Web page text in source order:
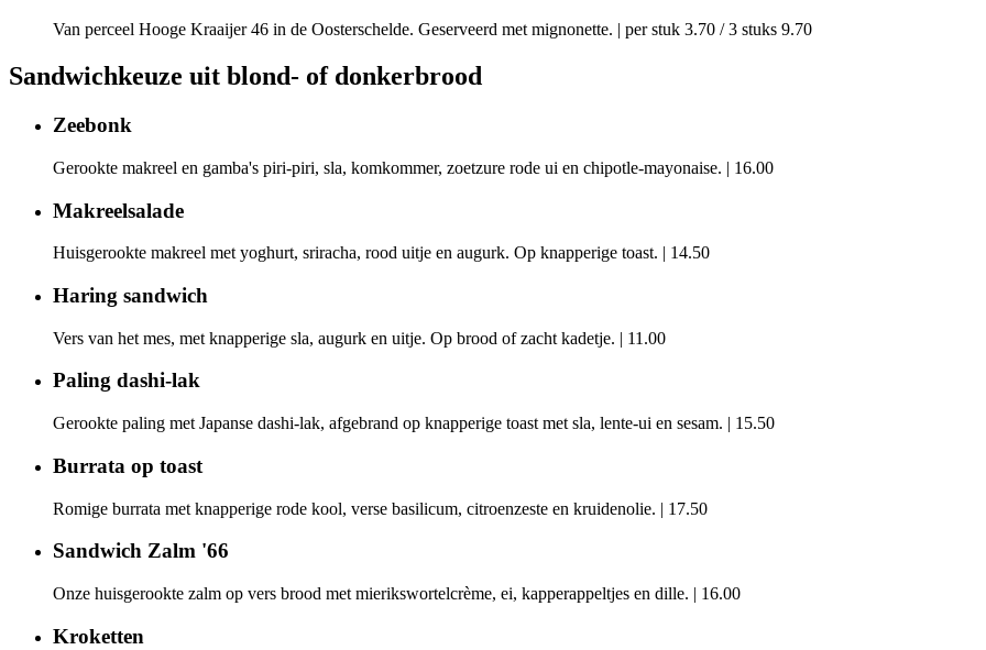
Van perceel Hooge Kraaijer 46 in de Oosterschelde. Geserveerd met mignonette. | per stuk 3.70 / 3 stuks 9.70
Sandwichkeuze uit blond- of donkerbrood
Zeebonk
Gerookte makreel en gamba's piri-piri, sla, komkommer, zoetzure rode ui en chipotle-mayonaise. | 16.00
Makreelsalade
Huisgerookte makreel met yoghurt, sriracha, rood uitje en augurk. Op knapperige toast. | 14.50
Haring sandwich
Vers van het mes, met knapperige sla, augurk en uitje. Op brood of zacht kadetje. | 11.00
Paling dashi-lak
Gerookte paling met Japanse dashi-lak, afgebrand op knapperige toast met sla, lente-ui en sesam. | 15.50
Burrata op toast
Romige burrata met knapperige rode kool, verse basilicum, citroenzeste en kruidenolie. | 17.50
Sandwich Zalm '66
Onze huisgerookte zalm op vers brood met mierikswortelcrème, ei, kapperappeltjes en dille. | 16.00
Kroketten